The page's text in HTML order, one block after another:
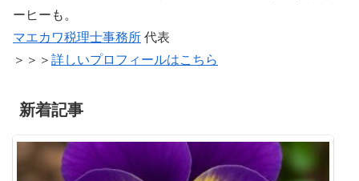
ーヒーも。
マエカワ税理士事務所 代表
＞＞＞ 詳しいプロフィールはこちら
新着記事